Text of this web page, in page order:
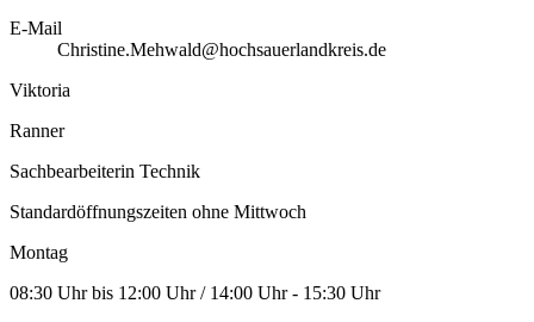
E-Mail
Christine.Mehwald@hochsauerlandkreis.de
Viktoria
Ranner
Sachbearbeiterin Technik
Standardöffnungszeiten ohne Mittwoch
Montag
08:30 Uhr bis 12:00 Uhr / 14:00 Uhr - 15:30 Uhr